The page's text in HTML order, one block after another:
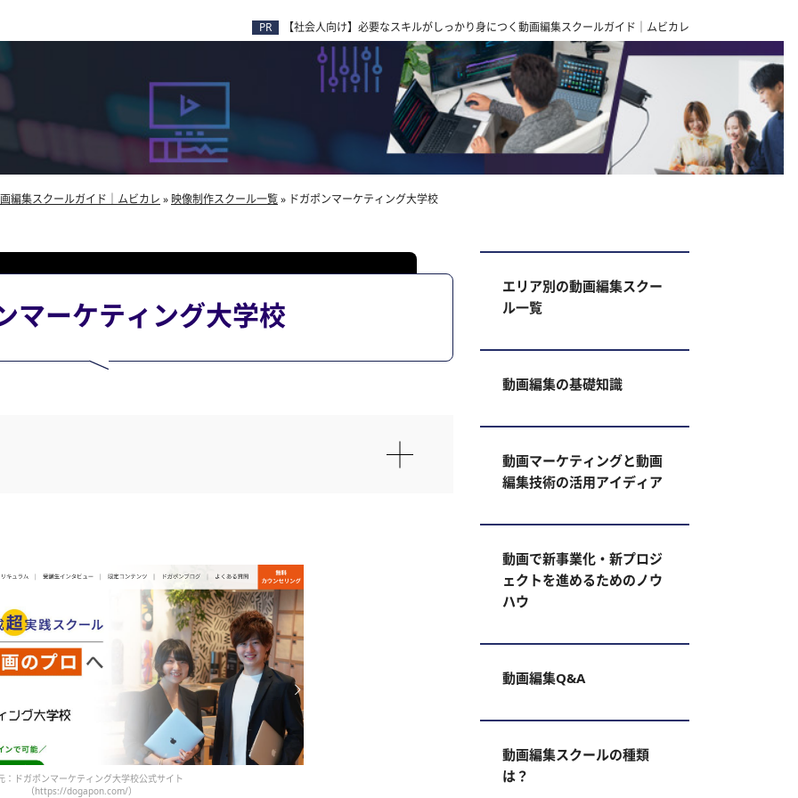
【社会人向け】必要なスキルがしっかり身につく動画編集スクールガイド｜ムビカレ
編集スクールガイド｜ムビカレ » 映像制作スクール一覧» ドガポンマーケティング大学校
マーケティング大学校
：ドガポンマーケティング大学校公式サイト
（https://dogapon.com/）
エリア別の動画編集スクー
ル一覧
動画編集の基礎知識
動画マーケティングと動画
編集技術の活用アイディア
動画で新事業化・新プロジ
ェクトを進めるためのノウ
ハウ
動画編集Q&A
動画編集スクールの種類
は？